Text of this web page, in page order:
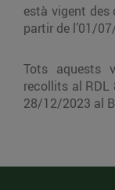
està vigent
partir de l’01/
Tots aquests
recollits al RDL
28/12/2023 al